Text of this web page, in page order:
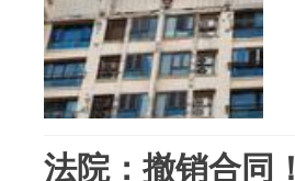
法院：撤销合同！